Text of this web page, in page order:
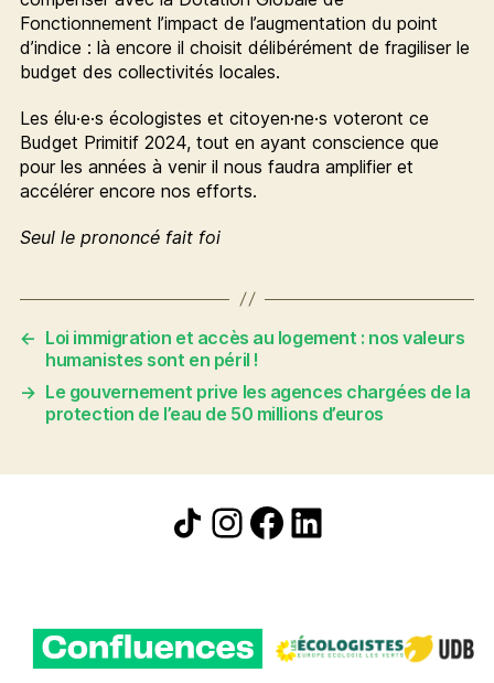
Fonctionnement l’impact de l’augmentation du point
d’indice : là encore il choisit délibérément de fragiliser le
budget des collectivités locales.
Les élu·e·s écologistes et citoyen·ne·s voteront ce
Budget Primitif 2024, tout en ayant conscience que
pour les années à venir il nous faudra amplifier et
accélérer encore nos efforts.
Seul le prononcé fait foi
← Loi immigration et accès au logement : nos valeurs
humanistes sont en péril !
→ Le gouvernement prive les agences chargées de la
protection de l’eau de 50 millions d’euros
Icône de partage
Instagram
Facebook
LinkedIn